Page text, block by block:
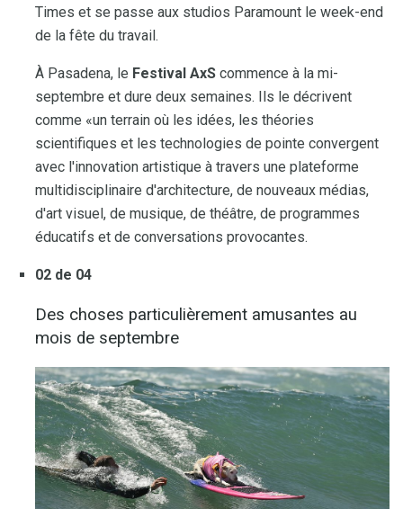
Times et se passe aux studios Paramount le week-end
de la fête du travail.
À Pasadena, le Festival AxS commence à la mi-
septembre et dure deux semaines. Ils le décrivent
comme «un terrain où les idées, les théories
scientifiques et les technologies de pointe convergent
avec l'innovation artistique à travers une plateforme
multidisciplinaire d'architecture, de nouveaux médias,
d'art visuel, de musique, de théâtre, de programmes
éducatifs et de conversations provocantes.
02 de 04
Des choses particulièrement amusantes au
mois de septembre